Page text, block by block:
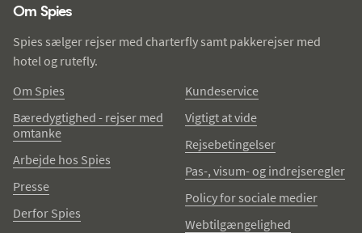
Om Spies
Spies sælger rejser med charterfly samt pakkerejser med
hotel og rutefly.
Om Spies
Bæredygtighed - rejser med
omtanke
Arbejde hos Spies
Presse
Derfor Spies
Kundeservice
Vigtigt at vide
Rejsebetingelser
Pas-, visum- og indrejseregler
Policy for sociale medier
Webtilgængelighed